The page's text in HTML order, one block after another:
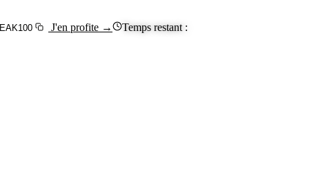
EAK100 J'en profite → Temps restant :